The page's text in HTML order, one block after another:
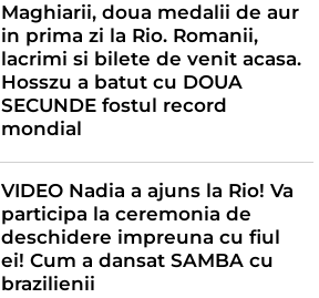
Maghiarii, doua medalii de aur
in prima zi la Rio. Romanii,
lacrimi si bilete de venit acasa.
Hosszu a batut cu DOUA
SECUNDE fostul record
mondial
VIDEO Nadia a ajuns la Rio! Va
participa la ceremonia de
deschidere impreuna cu fiul
ei! Cum a dansat SAMBA cu
brazilienii